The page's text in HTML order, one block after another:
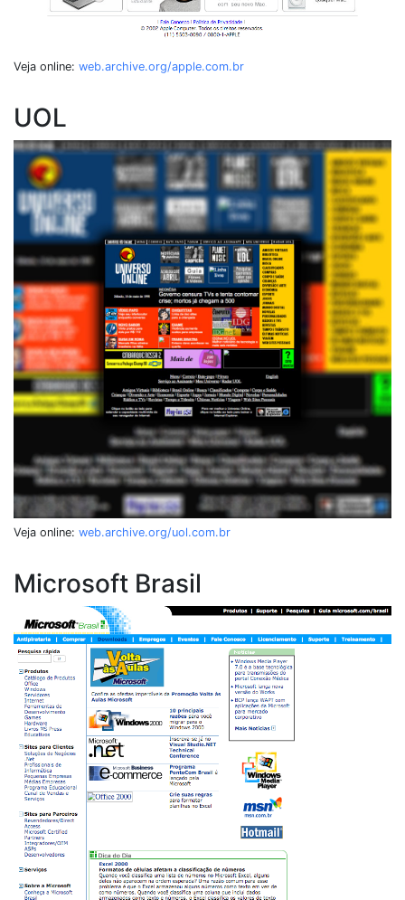
Veja online: web.archive.org/apple.com.br
UOL
Veja online: web.archive.org/uol.com.br
Microsoft Brasil